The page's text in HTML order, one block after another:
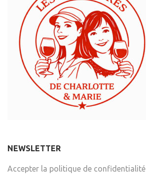
NEWSLETTER
Accepter la politique de confidentialité